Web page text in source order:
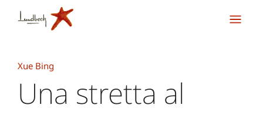
Xue Bing
Una stretta al